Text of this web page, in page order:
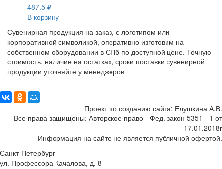
487.5 ₽
В корзину
Сувенирная продукция на заказ, с логотипом или
корпоративной символикой, оперативно изготовим на
собственном оборудовании в СПб по доступной цене. Точную
стоимость, наличие на остатках, сроки поставки сувенирной
продукции уточняйте у менеджеров
Проект по созданию сайта: Елушкина А.В.
Все права защищены: Авторское право - Фед. закон 5351 - 1 от
17.01.2018г
Информация на сайте не является публичной офертой.
Санкт-Петербург
ул. Профессора Качалова, д. 8